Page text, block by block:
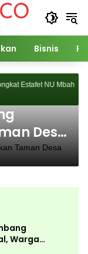
Bisnis
Estafet NU Mbah
Desa
Warga